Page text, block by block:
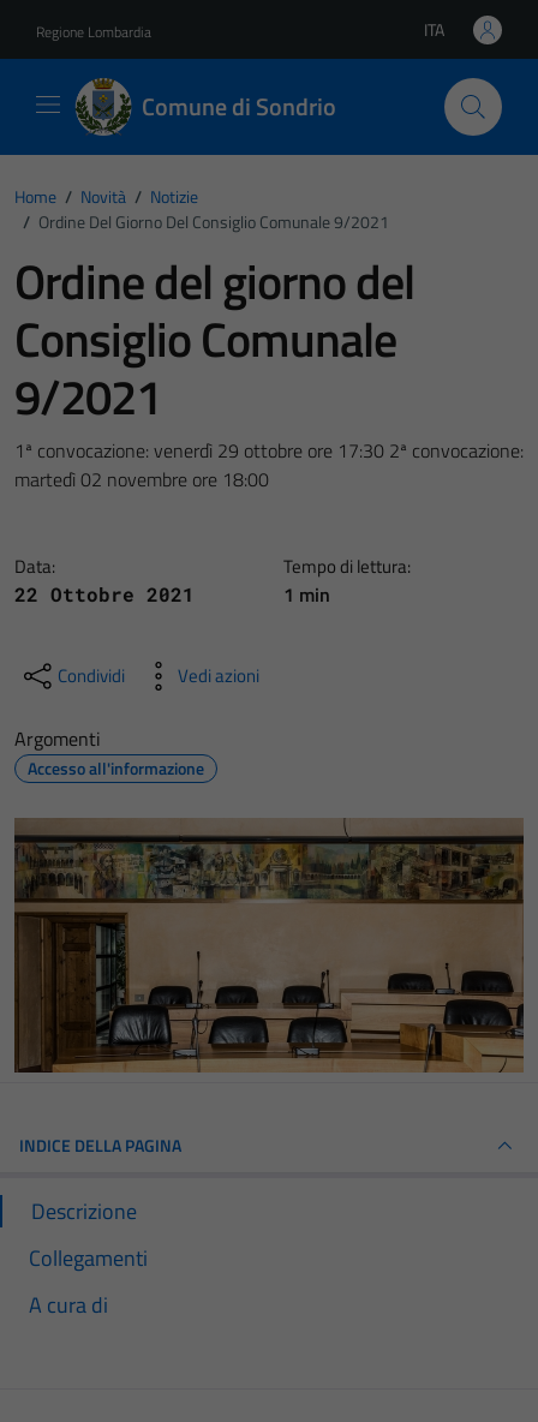
Regione Lombardia Lingua attiva:
ITA
Comune di Sondrio
Home / Novità / Notizie
/ Ordine Del Giorno Del Consiglio Comunale 9/2021
Ordine del giorno del
Consiglio Comunale
9/2021
1ª convocazione: venerdì 29 ottobre ore 17:30 2ª convocazione:
martedì 02 novembre ore 18:00
Data:
22 Ottobre 2021
Tempo di lettura:
1 min
Condividi Vedi azioni
Argomenti
Accesso all'informazione
INDICE DELLA PAGINA
Descrizione
Collegamenti
A cura di